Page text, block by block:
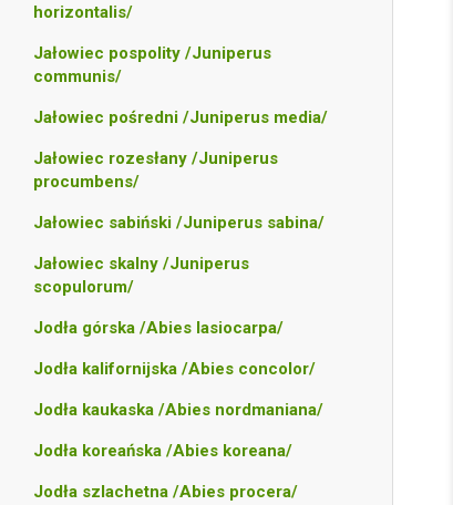
horizontalis/
Jałowiec pospolity /Juniperus
communis/
Jałowiec pośredni /Juniperus media/
Jałowiec rozesłany /Juniperus
procumbens/
Jałowiec sabiński /Juniperus sabina/
Jałowiec skalny /Juniperus
scopulorum/
Jodła górska /Abies lasiocarpa/
Jodła kalifornijska /Abies concolor/
Jodła kaukaska /Abies nordmaniana/
Jodła koreańska /Abies koreana/
Jodła szlachetna /Abies procera/